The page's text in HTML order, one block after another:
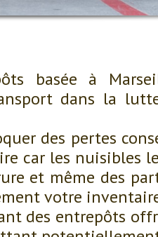
basée à
dans la
des pertes
car les nuisibles
et même des
votre
des entrepôts